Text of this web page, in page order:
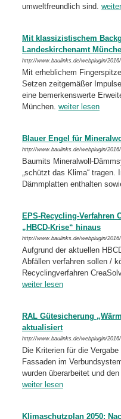
umweltfreundlich sind.
Mit klassizistischem
Landeskirchenamt
http://www.baulinks.de/webplugin/
Mit erheblichem
Setzen zeitgemäßer
eine bemerkenswerte
München. weiter lesen
Blauer Engel für
http://www.baulinks.de/webplugin/
Baumits Mineralwoll-
„schützt das Klima“
Dämmplatten enthalten
EPS-Recycling-Verfahren
„HBCD-Krise“ hinaus
http://www.baulinks.de/webplugin/
Aufgrund der aktuellen
Abfällen verfahren sollen /
Recyclingverfahren
weiter lesen
RAL Gütesicherung
aktualisiert
http://www.baulinks.de/webplugin/
Die Kriterien für die
Fassaden im
wurden überarbeitet und
weiter lesen
Klimaschutzplan 2050: